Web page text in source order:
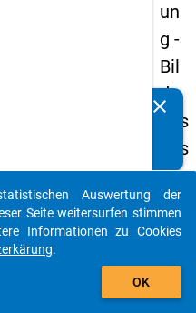
un
g -
Bil
du
ngs
aus
län
der
(in
clear
auto_stories
add_shopping_cart
Auswertung der
Seite weitersurfen stimmen
Informationen zu Cookies
.
OK